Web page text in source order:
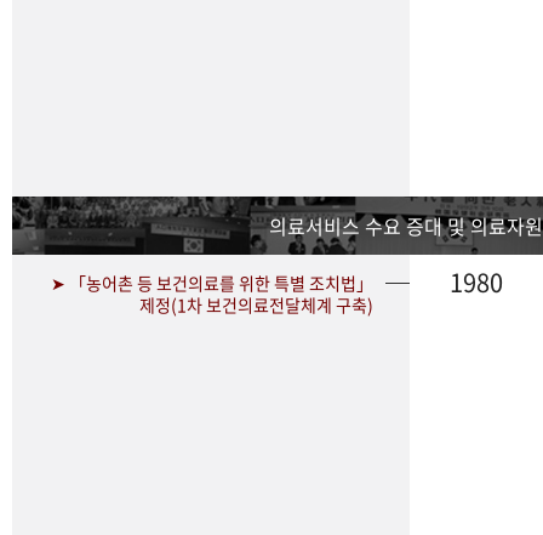
의료서비스 수요 증대 및 의료자
➤ 「농어촌 등 보건의료를 위한 특별 조치법」
제정(1차 보건의료전달체계 구축)
1980